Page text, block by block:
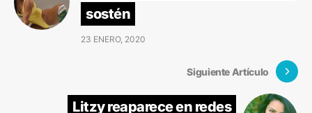
sostén
23 ENERO, 2020
Siguiente Artículo
Litzy reaparece en redes